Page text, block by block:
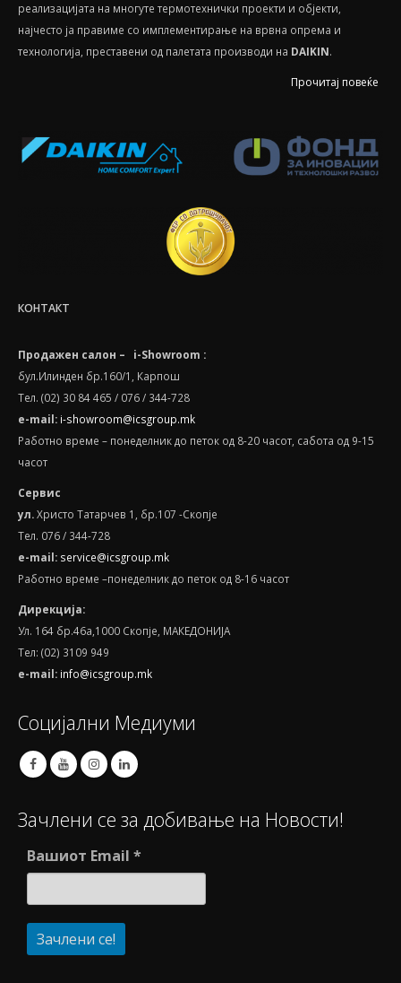
реализацијата на многуте термотехнички проекти и објекти,
најчесто ја правиме со имплементирање на врвна опрема и
технологија, преставени од палетата производи на DAIKIN.
Прочитај повеќе
КОНТАКТ
Продажен салон – i-Showroom :
бул.Илинден бр.160/1, Карпош
Тел. (02) 30 84 465 / 076 / 344-728
e-mail: i-showroom@icsgroup.mk
Работно време – понеделник до петок од 8-20 часот, сабота oд 9-15
часот
Сервис
ул.Христо Татарчев 1, бр.107 -Скопје
Тел. 076 / 344-728
e-mail: service@icsgroup.mk
Работно време –понеделник до петок од 8-16 часот
Дирекција:
Ул. 164 бр.46а,1000 Скопје, МАКЕДОНИЈА
Тел: (02) 3109 949
e-mail: info@icsgroup.mk
Социјални Медиуми
Зачлени се за добивање на Новости!
Вашиот Email *